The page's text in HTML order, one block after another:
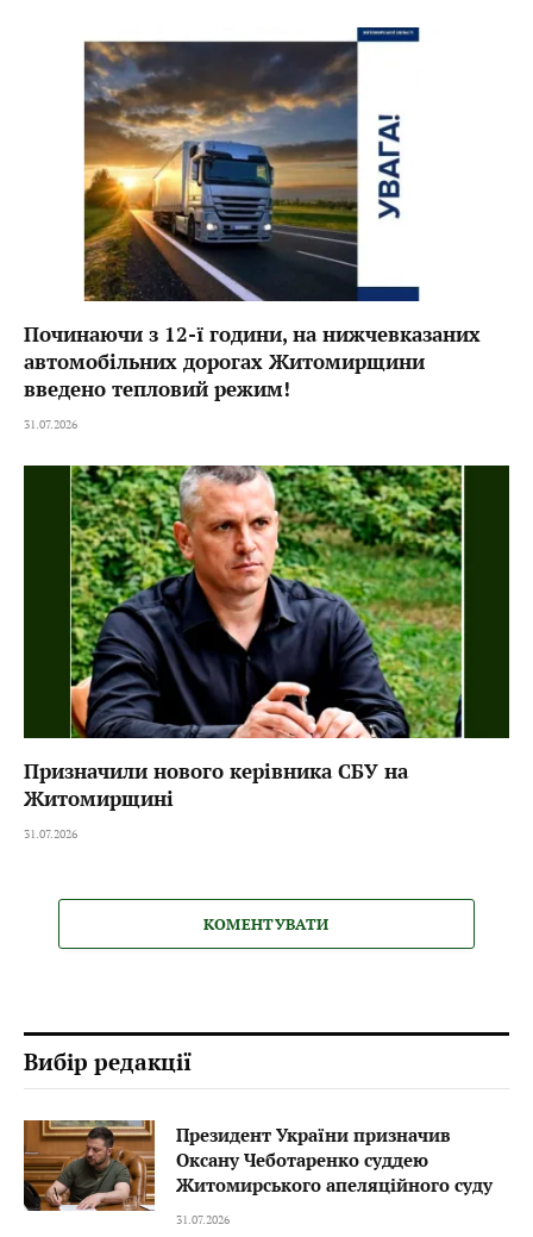
Починаючи з 12-ї години, на нижчевказаних
автомобільних дорогах Житомирщини
введено тепловий режим!
31.07.2026
Призначили нового керівника СБУ на
Житомирщині
31.07.2026
КОМЕНТУВАТИ
Вибір редакції
Президент України призначив
Оксану Чеботаренко суддею
Житомирського апеляційного суду
31.07.2026